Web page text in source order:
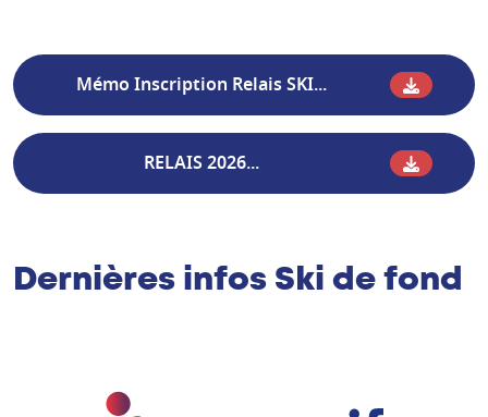
Mémo Inscription Relais SKI...
RELAIS 2026...
Dernières infos Ski de fond